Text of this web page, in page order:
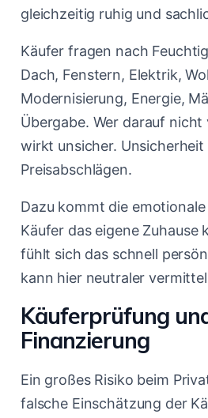
gleichzeitig ruhig und
Käufer fragen nach
Dach, Fenstern, Elektrik,
Modernisierung, Energie,
Übergabe. Wer darauf
wirkt unsicher.
Preisabschlägen.
Dazu kommt die emotionale
Käufer das eigene Zuhause
fühlt sich das schnell
kann hier neutraler
Käuferprüfung
Finanzierung
Ein großes Risiko beim
falsche Einschätzung der